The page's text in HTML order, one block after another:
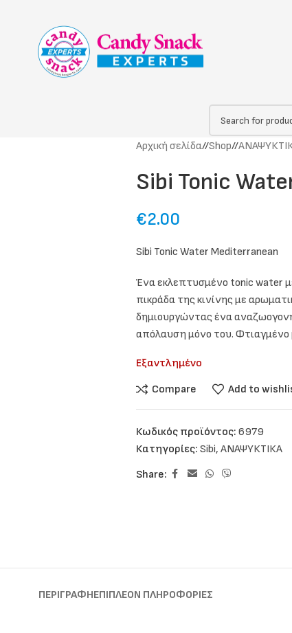
Αρχική σελίδα/ Shop/
Sibi Tonic
€2.00
Sibi Tonic Water Mediterranean
Ένα εκλεπτυσμένο tonic water
πικράδα της κινίνης με
δημιουργώντας ένα
απόλαυση μόνο του. Φτιαγμένο
Εξαντλημένο
Compare
Add to
Κωδικός προϊόντος: 6979
Κατηγορίες: Sibi, ΑΝΑΨΥΚΤΙΚΑ
Share:
ΠΕΡΙΓΡΑΦΉΕΠΙΠΛΈΟΝ ΠΛΗΡΟΦΟΡΊΕΣ